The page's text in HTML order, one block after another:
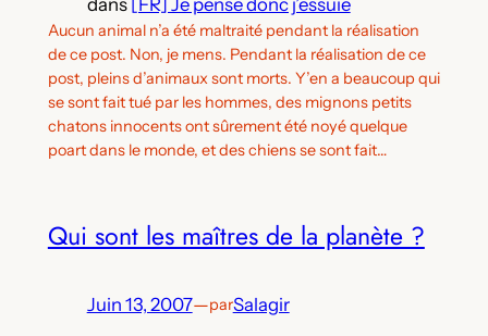
dans [FR] Je pense donc j’essuie
Aucun animal n’a été maltraité pendant la réalisation
de ce post. Non, je mens. Pendant la réalisation de ce
post, pleins d’animaux sont morts. Y’en a beaucoup qui
se sont fait tué par les hommes, des mignons petits
chatons innocents ont sûrement été noyé quelque
poart dans le monde, et des chiens se sont fait…
Qui sont les maîtres de la planète ?
Juin 13, 2007—parSalagir